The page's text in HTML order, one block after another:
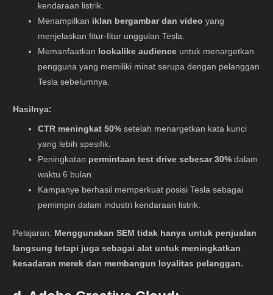
kendaraan listrik.
Menampilkan iklan bergambar dan video yang
menjelaskan fitur-fitur unggulan Tesla.
Memanfaatkan lookalike audience untuk menargetkan
pengguna yang memiliki minat serupa dengan pelanggan
Tesla sebelumnya.
Hasilnya:
CTR meningkat 50% setelah menargetkan kata kunci
yang lebih spesifik.
Peningkatan permintaan test drive sebesar 30% dalam
waktu 6 bulan.
Kampanye berhasil memperkuat posisi Tesla sebagai
pemimpin dalam industri kendaraan listrik.
Pelajaran: Menggunakan SEM tidak hanya untuk penjualan
langsung tetapi juga sebagai alat untuk meningkatkan
kesadaran merek dan membangun loyalitas pelanggan.